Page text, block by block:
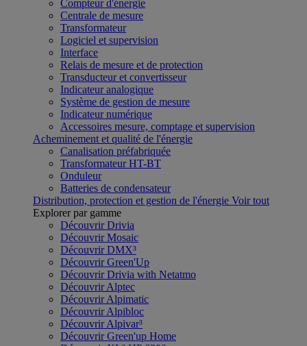
Compteur d'énergie
Centrale de mesure
Transformateur
Logiciel et supervision
Interface
Relais de mesure et de protection
Transducteur et convertisseur
Indicateur analogique
Système de gestion de mesure
Indicateur numérique
Accessoires mesure, comptage et supervision
Acheminement et qualité de l'énergie
Canalisation préfabriquée
Transformateur HT-BT
Onduleur
Batteries de condensateur
Distribution, protection et gestion de l'énergie Voir tout
Explorer par gamme
Découvrir Drivia
Découvrir Mosaic
Découvrir DMX³
Découvrir Green'Up
Découvrir Drivia with Netatmo
Découvrir Alptec
Découvrir Alpimatic
Découvrir Alpibloc
Découvrir Alpivar³
Découvrir Green'up Home